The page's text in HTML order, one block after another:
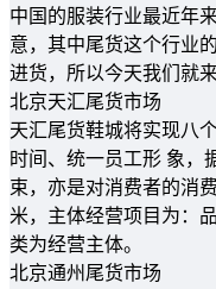
中国的服装行业最近年
意，其中尾货这个行业
进货，所以今天我们就
北京天汇尾货市场
天汇尾货鞋城将实现八
时间、统一员工形 象，
束，亦是对消费者的消
米，主体经营项目为：
类为经营主体。
北京通州尾货市场